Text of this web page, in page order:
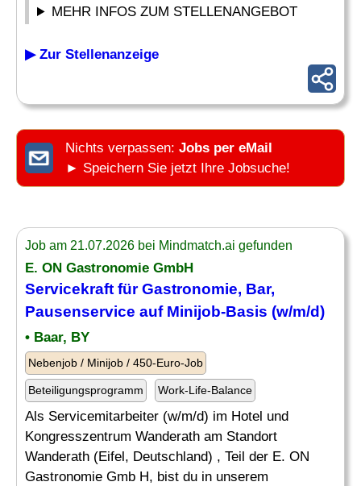
MEHR INFOS ZUM STELLENANGEBOT
▶ Zur Stellenanzeige
Nichts verpassen: Jobs per eMail
► Speichern Sie jetzt Ihre Jobsuche!
Job am 21.07.2026 bei Mindmatch.ai gefunden
E. ON Gastronomie GmbH
Servicekraft für Gastronomie, Bar,
Pausenservice auf Minijob-Basis (w/m/d)
• Baar, BY
Nebenjob / Minijob / 450-Euro-Job
Beteiligungsprogramm Work-Life-Balance
Als Servicemitarbeiter (w/m/d) im Hotel und
Kongresszentrum Wanderath am Standort
Wanderath (Eifel, Deutschland) , Teil der E. ON
Gastronomie Gmb H, bist du in unserem